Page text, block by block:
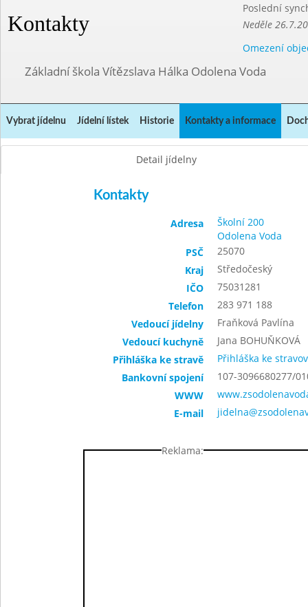
Kontakty
Poslední
Neděle
Omezení
Základní škola Vítězslava Hálka Odolena Voda
Vybrat jídelnu Jídelní lístek Historie Kontakty a informace
Detail jídelny
Kontakty
Adresa
Školní 200
Odolena Voda
PSČ
25070
Kraj
Středočeský
IČO
75031281
Telefon
283 971 188
Vedoucí jídelny
Fraňková Pavlína
Vedoucí kuchyně
Jana BOHUŇKOVÁ
Přihláška ke stravě
Přihláška ke
Bankovní spojení
107-3096680277/
WWW
E-mail
Reklama: